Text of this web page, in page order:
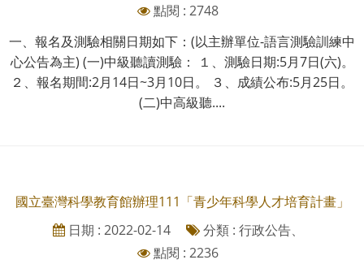
點閱 : 2748
一、報名及測驗相關日期如下：(以主辦單位-語言測驗訓練中
心公告為主) (一)中級聽讀測驗： １、測驗日期:5月7日(六)。
２、報名期間:2月14日~3月10日。 ３、成績公布:5月25日。
(二)中高級聽....
國立臺灣科學教育館辦理111「青少年科學人才培育計畫」
日期 : 2022-02-14
分類 : 行政公告、
點閱 : 2236